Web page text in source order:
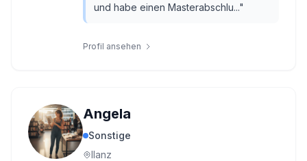
und habe einen Masterabschlu..."
Profil ansehen
Angela
Sonstige
Ilanz